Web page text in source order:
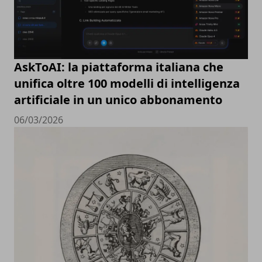
AskToAI: la piattaforma italiana che
unifica oltre 100 modelli di intelligenza
artificiale in un unico abbonamento
06/03/2026